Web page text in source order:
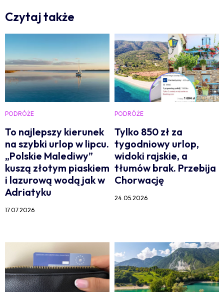
Czytaj także
PODRÓŻE
To najlepszy kierunek
na szybki urlop w lipcu.
„Polskie Malediwy”
kuszą złotym piaskiem
i lazurową wodą jak w
Adriatyku
17.07.2026
PODRÓŻE
Tylko 850 zł za
tygodniowy urlop,
widoki rajskie, a
tłumów brak. Przebija
Chorwację
24.05.2026